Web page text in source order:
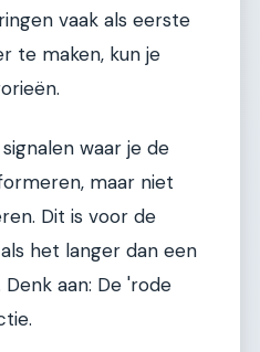
vaak als eerste
te maken, kun je
waar je de
maar niet
Dit is voor de
het langer dan een
aan: De 'rode